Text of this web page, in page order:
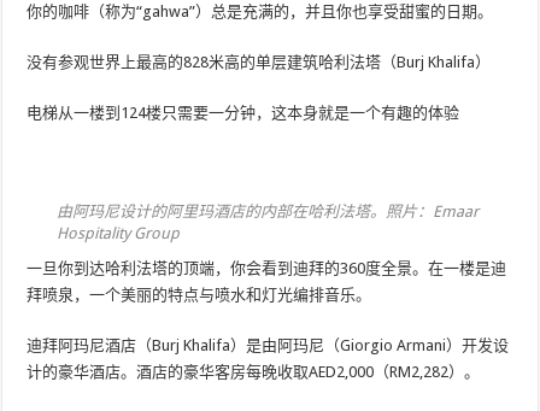
你的咖啡（称为“gahwa”）总是充满的，并且你也享受甜蜜的日期。
没有参观世界上最高的828米高的单层建筑哈利法塔（Burj Khalifa）
电梯从一楼到124楼只需要一分钟，这本身就是一个有趣的体验
由阿玛尼设计的阿里玛酒店的内部在哈利法塔。照片：Emaar
Hospitality Group
一旦你到达哈利法塔的顶端，你会看到迪拜的360度全景。在一楼是迪
拜喷泉，一个美丽的特点与喷水和灯光编排音乐。
迪拜阿玛尼酒店（Burj Khalifa）是由阿玛尼（Giorgio Armani）开发设
计的豪华酒店。酒店的豪华客房每晚收取AED2,000（RM2,282）。